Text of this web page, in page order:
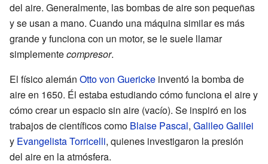
del aire. Generalmente, las bombas de aire son pequeñas
y se usan a mano. Cuando una máquina similar es más
grande y funciona con un motor, se le suele llamar
simplementecompresor.
El físico alemán Otto von Guericke inventó la bomba de
aire en 1650. Él estaba estudiando cómo funciona el aire y
cómo crear un espacio sin aire (vacío). Se inspiró en los
trabajos de científicos como Blaise Pascal, Galileo Galilei
y Evangelista Torricelli, quienes investigaron la presión
del aire en la atmósfera.